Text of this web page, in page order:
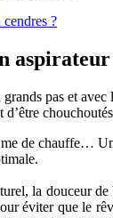
aspirateur
pas et
de chauffe…
la douceur
éviter que le